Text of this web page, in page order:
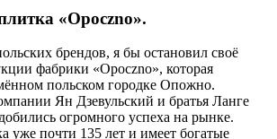
«Opoczno».
брендов, я бы остановил своё
фабрики «Opoczno», которая
польском городке Опожно.
Ян Дзевульский и братья Ланге
огромного успеха на рынке.
уже почти 135 лет и имеет богатые